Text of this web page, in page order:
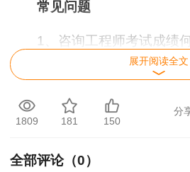
常见问题
1、咨询工程师考试成绩
答：2024年度咨询工程
考试成绩于2024年6月14日公
答：登录中国人事考试网
展开阅读全文
1809 181 150
分
全部评论（0）